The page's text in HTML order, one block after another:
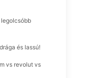
és lassú!
vs revolut vs